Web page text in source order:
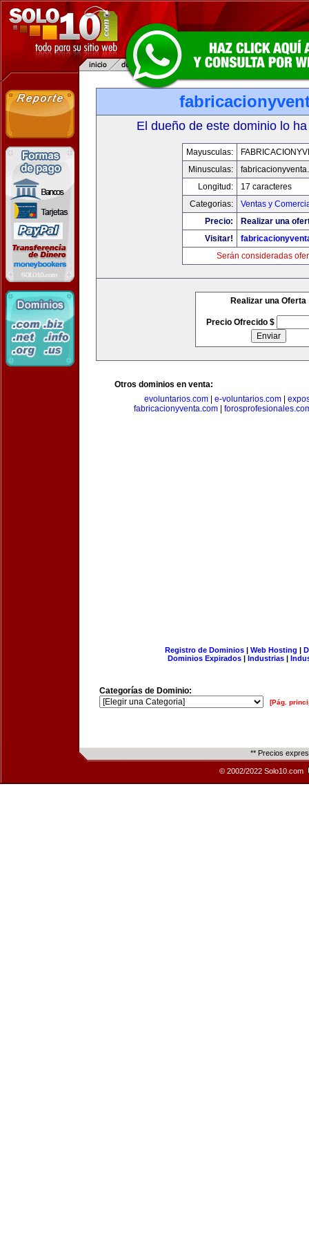
El dueño de este dominio lo
Mayusculas:
Minusculas:
Longitud:
17 caracteres
Categorias:
Ventas y
Precio:
Realizar una
Visitar!
Serán consideradas
Realizar una Oferta
Precio Ofrecido $
Otros dominios en venta:
evoluntarios.com
e-voluntarios.com
fabricacionyventa.com|
Registro de Dominios| Web Hosting |
Dominios Expirados | Industrias |
Categorías de Dominio:
[Pág.
** Precios
© 2002/2022 Solo10.com